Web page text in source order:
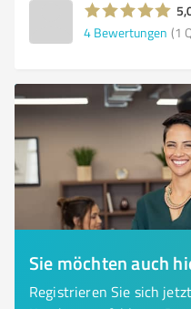
4 Bewertungen (1
Sie möchten auch
Registrieren Sie sich